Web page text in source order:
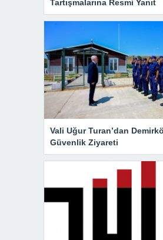
Tartışmalarına Resmi Yanıt
Vali Uğur Turan’dan
Güvenlik Ziyareti